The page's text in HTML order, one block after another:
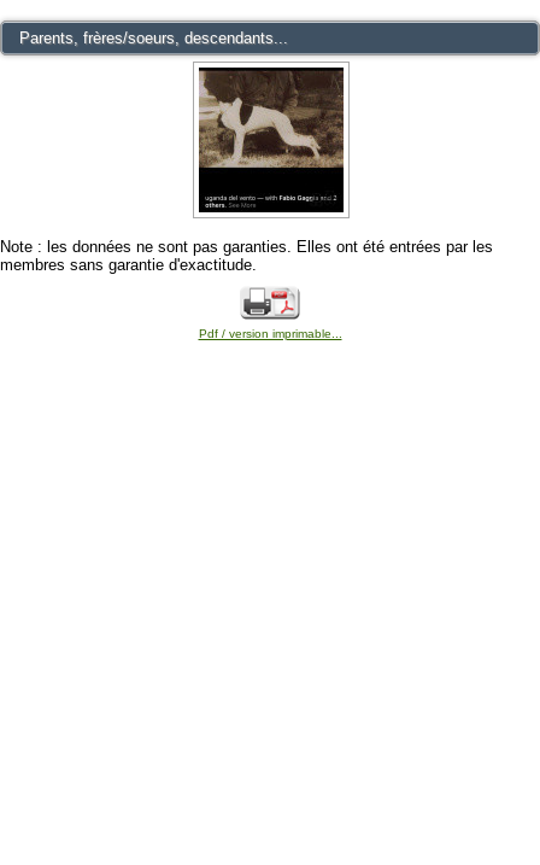
Parents, frères/soeurs, descendants...
Note : les données ne sont pas garanties. Elles ont été entrées par les
membres sans garantie d'exactitude.
Pdf / version imprimable...